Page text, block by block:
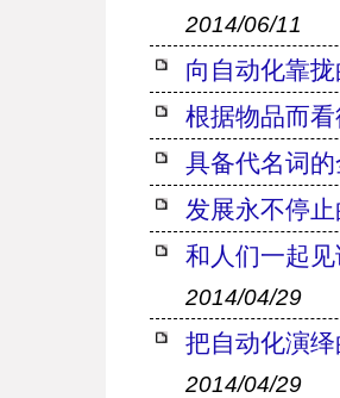
2014/06/11
向自动化靠
根据物品而
具备代名词
发展永不停
和人们一起
2014/04/29
把自动化演
2014/04/29